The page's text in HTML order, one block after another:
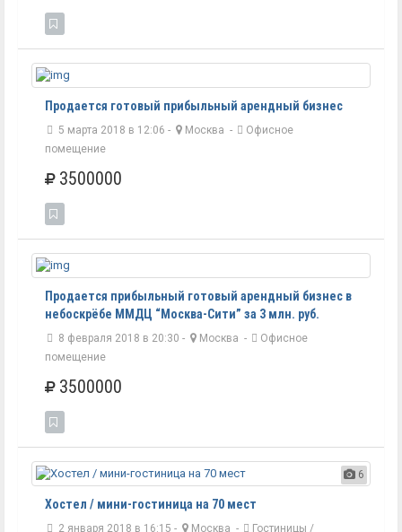
Продается готовый прибыльный арендный бизнес
5 марта 2018 в 12:06 - Москва -
Офисное
помещение
3500000
Продается прибыльный готовый арендный бизнес в
небоскрёбе ММДЦ “Москва-Сити” за 3 млн. руб.
8 февраля 2018 в 20:30 - Москва -
Офисное
помещение
3500000
6
Хостел / мини-гостиница на 70 мест
2 января 2018 в 16:15 - Москва - Гостиницы /